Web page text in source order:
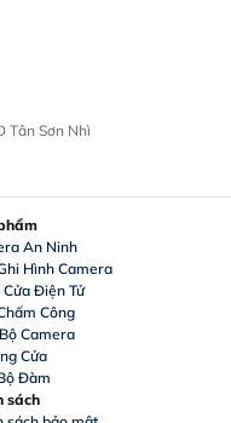
An Ninh
Hình Camera
Cửa Điện Tử
Công
Camera
Cửa
Đàm
sách
Tân Sơn Nhì